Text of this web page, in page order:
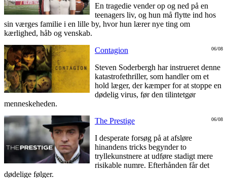
En tragedie vender op og ned på en
teenagers liv, og hun må flytte ind hos
sin værges familie i en lille by, hvor hun lærer nye ting om
kærlighed, håb og venskab.
06/08
Contagion
Steven Soderbergh har instrueret denne
katastrofethriller, som handler om et
hold læger, der kæmper for at stoppe en
dødelig virus, før den tilintetgør
menneskeheden.
06/08
The Prestige
I desperate forsøg på at afsløre
hinandens tricks begynder to
tryllekunstnere at udføre stadigt mere
risikable numre. Efterhånden får det
dødelige følger.